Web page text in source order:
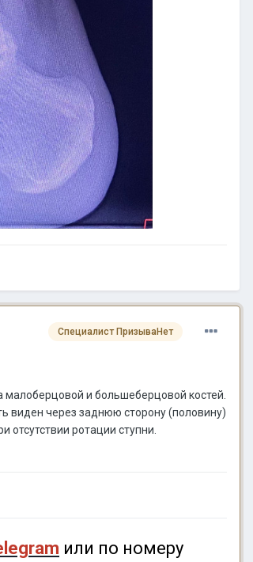
Специалист ПризываНет
и большеберцовой костей.
виден через заднюю сторону (половину)
ротации ступни.
или по номеру